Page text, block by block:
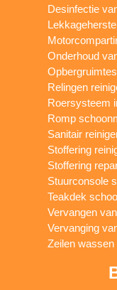
Desinfectie
Onderhoud
Relingen
Roersysteem
Romp
Sanitair
Stoffering
Stoffering
Stuurconsole
Teakdek
Vervangen
Vervanging
Zeilen wassen